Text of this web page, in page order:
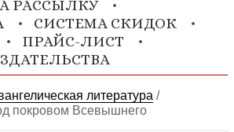
РАССЫЛКУ
СИСТЕМА СКИДОК
ПРАЙС-ЛИСТ
литература /
покровом Всевышнего